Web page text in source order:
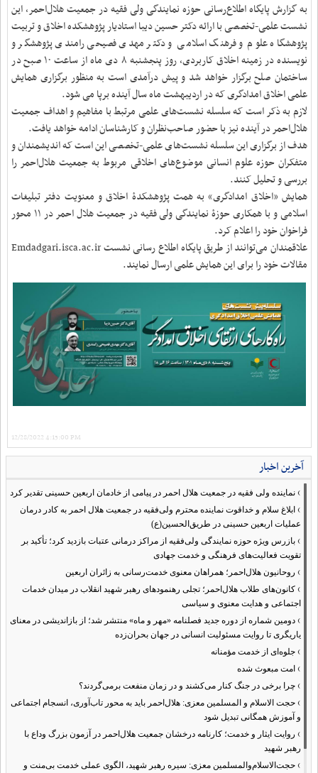
به گزارش پایگاه اطلاع‌رسانی حوزه نمایندگی ولی فقیه در جمعیت هلال‌احمر، این
نشست علمی-تخصصی با ارائه دکتر حسین دیبا استادیار پژوهشکده اخلاق و تربیت
پژوهشگاه علوم و فرهنگ اسلامی و دکتر مهدی فصیحی رامندی پژوهشگر و
نویسنده در زمینه اخلاق کاربردی، روز پنجشنبه ۸ دی ماه از ساعت ١٠ صبح در
ساختمان صلح برگزار خواهد شد و پیش درآمدی است به منظور برگزاری همایش
علمی اخلاق امدادگری که در اردیبهشت ماه سال آینده برپا می شود.
لازم به ذکر است که سلسله نشست‌های علمی مرتبط با مفاهیم و اهداف جمعیت
هلال‌احمر در آینده نیز با حضور صاحب‌نظران و کارشناسان ادامه خواهد یافت.
هدف از برگزاری این سلسله‌ نشست‌های علمی-تخصصی این است که اندیشمندان و
متفکران حوزه علوم انسانی موضوع‌های اخلاقی مربوط به جمعیت هلال‌احمر را
بررسی و تحلیل کنند.
همایش «اخلاق امدادگری» به همت پژوهشکدۀ اخلاق و معنویت دفتر تبلیغات
اسلامی و با همکاری حوزۀ نمایندگی ولی فقیه در جمعیت هلال احمر در ١١ محور
فراخوان خود را اعلام کرد.
علاقمندان می‌توانند از طریق پایگاه اطلاع رسانی نشست Emdadgari.isca.ac.ir
مقالات خود را برای این همایش علمی ارسال نمایند.
12/28/2022 4:15:00 PM
آخرین اخبار
› نماینده ولی فقیه در جمعیت هلال احمر در پیامی از خادمان اربعین حسینی تقدیر کرد
› ابلاغ سلام و خداقوت نماینده محترم ولی‌فقیه در جمعیت هلال احمر به کادر درمان
عملیات اربعین حسینی در طریق‌الحسین(ع)
› بازرس ویژه حوزه نمایندگی ولی‌فقیه از مراکز درمانی عتبات بازدید کرد؛ تأکید بر
تقویت فعالیت‌های فرهنگی و خدمت جهادی
› روحانیون هلال‌احمر؛ همراهان معنوی خدمت‌رسانی به زائران اربعین
› کانون‌های طلاب هلال‌احمر؛ تجلی رهنمودهای رهبر شهید انقلاب در میدان خدمات
اجتماعی و هدایت معنوی و سیاسی
› دومین شماره از دوره جدید فصلنامه «مهر و ماه» منتشر شد؛ از بازاندیشی در معنای
یاریگری تا روایت مسئولیت انسانی در جهان بحران‌زده
› جلوه‌ای از خدمت مؤمنانه
› امت مبعوث شده
› چرا برخی در جنگ کنار می‌کشند و در زمان منفعت برمی‌گردند؟
› حجت الاسلام و المسلمین معزی: هلال‌احمر باید به محور تاب‌آوری، انسجام اجتماعی
و آموزش همگانی تبدیل شود
› روایت ایثار و خدمت؛ کارنامه درخشان جمعیت هلال‌احمر در آزمون بزرگ وداع با
رهبر شهید
› حجت‌الاسلام‌والمسلمین معزی: سیره رهبر شهید، الگوی عملی خدمت بی‌منت و